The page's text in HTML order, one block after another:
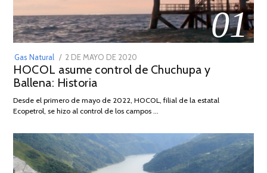
01
Gas Natural
POSTED
ON
2 DE MAYO DE 2020
DE
2026
HOCOL asume control de Chuchupa y
Ballena: Historia
Desde el primero de mayo de 2022, HOCOL, filial de la estatal
Ecopetrol, se hizo al control de los campos …